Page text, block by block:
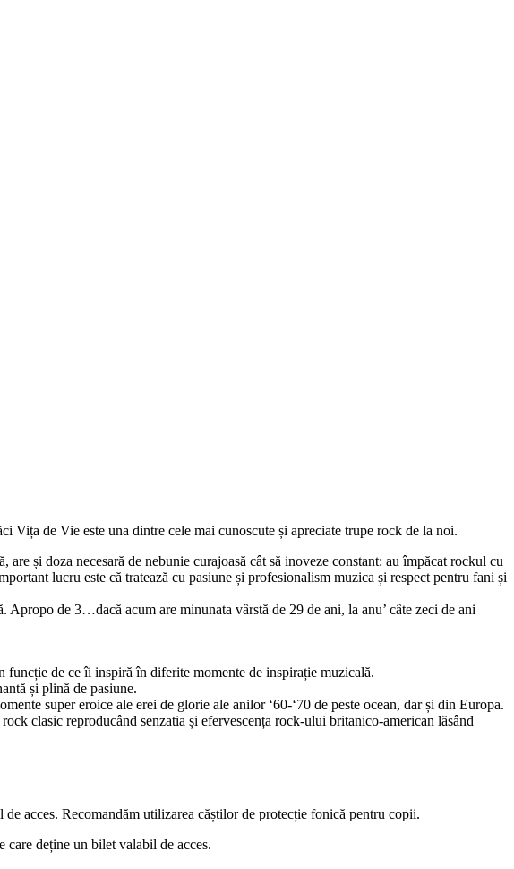
Vița de Vie este una dintre cele mai cunoscute și apreciate trupe rock de la noi.
și doza necesară de nebunie curajoasă cât să inoveze constant: au împăcat rockul cu
lucru este că tratează cu pasiune și profesionalism muzica și respect pentru fani și
de 3…dacă acum are minunata vârstă de 29 de ani, la anu’ câte zeci de ani
de ce îi inspiră în diferite momente de inspirație muzicală.
și plină de pasiune.
super eroice ale erei de glorie ale anilor ‘60-‘70 de peste ocean, dar și din Europa.
clasic reproducând senzatia și efervescența rock-ului britanico-american lăsând
acces. Recomandăm utilizarea căștilor de protecție fonică pentru copii.
deține un bilet valabil de acces.